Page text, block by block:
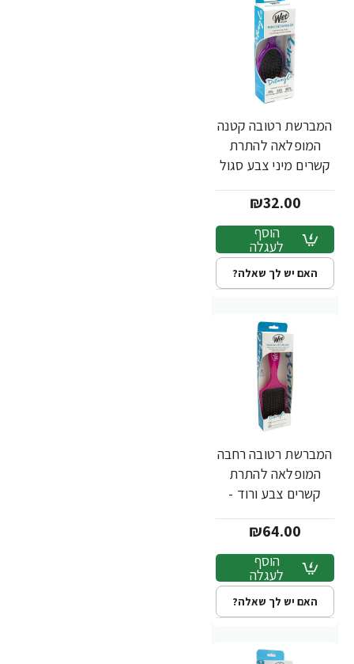
המברשת רטובה קטנה
המופלאה להתרת
קשרים מיני צבע סגול
₪32.00
הוסף
לעגלה
האם יש לך שאלה?
המברשת רטובה רחבה
המופלאה להתרת
קשרים צבע ורוד -
₪64.00
הוסף
לעגלה
האם יש לך שאלה?